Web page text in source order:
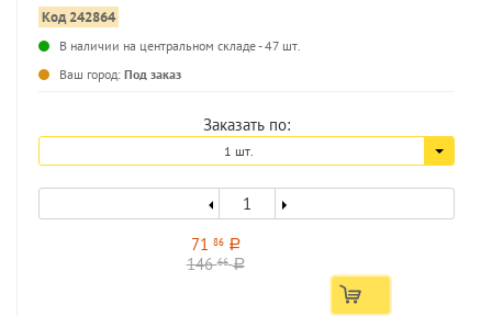
Код 242864
В наличии на центральном складе - 47 шт.
Ваш город: Под заказ
Заказать по:
1 шт.
71 86 a
14666 a